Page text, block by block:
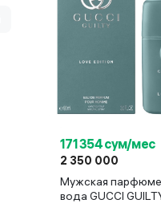
171 354 сум/мес
2 350 000
Мужская
вода GUCCI